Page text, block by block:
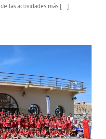
las actividades más [...]